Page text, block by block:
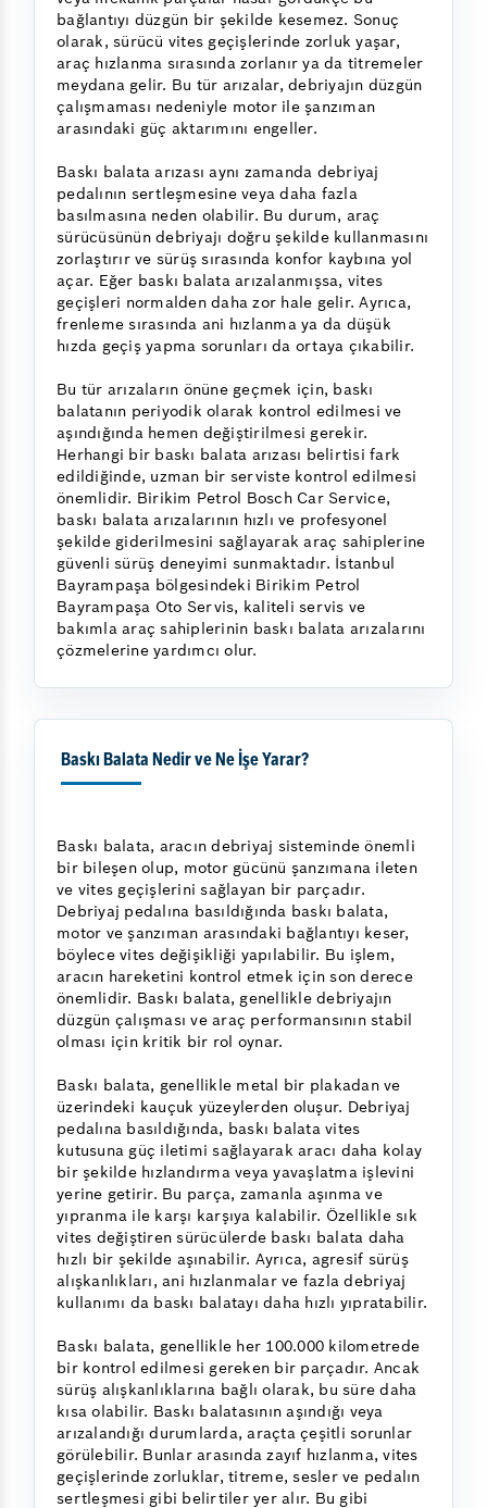
bağlantıyı düzgün bir şekilde kesemez. Sonuç
olarak, sürücü vites geçişlerinde zorluk yaşar,
araç hızlanma sırasında zorlanır ya da titremeler
meydana gelir. Bu tür arızalar, debriyajın düzgün
çalışmaması nedeniyle motor ile şanzıman
arasındaki güç aktarımını engeller.
Baskı balata arızası aynı zamanda debriyaj
pedalının sertleşmesine veya daha fazla
basılmasına neden olabilir. Bu durum, araç
sürücüsünün debriyajı doğru şekilde kullanmasını
zorlaştırır ve sürüş sırasında konfor kaybına yol
açar. Eğer baskı balata arızalanmışsa, vites
geçişleri normalden daha zor hale gelir. Ayrıca,
frenleme sırasında ani hızlanma ya da düşük
hızda geçiş yapma sorunları da ortaya çıkabilir.
Bu tür arızaların önüne geçmek için, baskı
balatanın periyodik olarak kontrol edilmesi ve
aşındığında hemen değiştirilmesi gerekir.
Herhangi bir baskı balata arızası belirtisi fark
edildiğinde, uzman bir serviste kontrol edilmesi
önemlidir. Birikim Petrol Bosch Car Service,
baskı balata arızalarının hızlı ve profesyonel
şekilde giderilmesini sağlayarak araç sahiplerine
güvenli sürüş deneyimi sunmaktadır. İstanbul
Bayrampaşa bölgesindeki Birikim Petrol
Bayrampaşa Oto Servis, kaliteli servis ve
bakımla araç sahiplerinin baskı balata arızalarını
çözmelerine yardımcı olur.
Baskı Balata Nedir ve Ne İşe Yarar?
Baskı balata, aracın debriyaj sisteminde önemli
bir bileşen olup, motor gücünü şanzımana ileten
ve vites geçişlerini sağlayan bir parçadır.
Debriyaj pedalına basıldığında baskı balata,
motor ve şanzıman arasındaki bağlantıyı keser,
böylece vites değişikliği yapılabilir. Bu işlem,
aracın hareketini kontrol etmek için son derece
önemlidir. Baskı balata, genellikle debriyajın
düzgün çalışması ve araç performansının stabil
olması için kritik bir rol oynar.
Baskı balata, genellikle metal bir plakadan ve
üzerindeki kauçuk yüzeylerden oluşur. Debriyaj
pedalına basıldığında, baskı balata vites
kutusuna güç iletimi sağlayarak aracı daha kolay
bir şekilde hızlandırma veya yavaşlatma işlevini
yerine getirir. Bu parça, zamanla aşınma ve
yıpranma ile karşı karşıya kalabilir. Özellikle sık
vites değiştiren sürücülerde baskı balata daha
hızlı bir şekilde aşınabilir. Ayrıca, agresif sürüş
alışkanlıkları, ani hızlanmalar ve fazla debriyaj
kullanımı da baskı balatayı daha hızlı yıpratabilir.
Baskı balata, genellikle her 100.000 kilometrede
bir kontrol edilmesi gereken bir parçadır. Ancak
sürüş alışkanlıklarına bağlı olarak, bu süre daha
kısa olabilir. Baskı balatasının aşındığı veya
arızalandığı durumlarda, araçta çeşitli sorunlar
görülebilir. Bunlar arasında zayıf hızlanma, vites
geçişlerinde zorluklar, titreme, sesler ve pedalın
sertleşmesi gibi belirtiler yer alır. Bu gibi